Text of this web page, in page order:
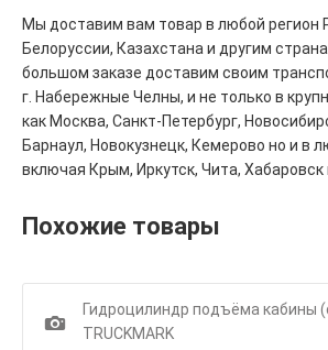
Мы доставим вам товар в любой регион
Белоруссии, Казахстана и другим
большом заказе доставим своим
г. Набережные Челны, и не только в
как Москва, Санкт-Петербург,
Барнаул, Новокузнецк, Кемерово но и в
включая Крым, Иркутск, Чита, Хабаровск
Похожие товары
1
Гидроцилиндр подъёма кабины
TRUCKMARK